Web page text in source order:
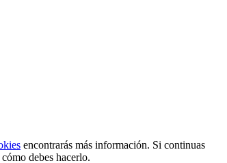
encontrarás más información. Si continuas
debes hacerlo.